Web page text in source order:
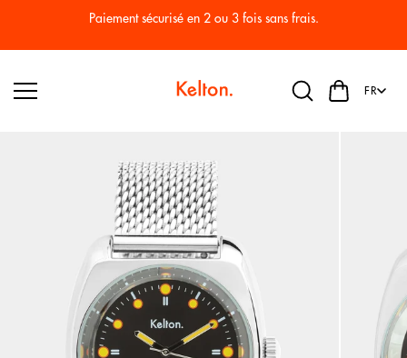
Paiement sécurisé en 2 ou 3 fois sans frais.
FR